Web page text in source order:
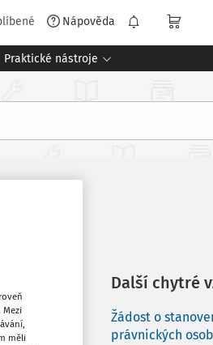
Nápověda
Praktické nástroje
Oblíbené
Další chytré
Žádost o
právnických osob
měli